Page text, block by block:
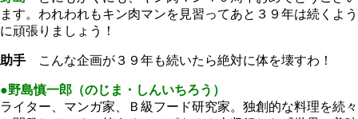
ます。われわれもキン肉マンを見習ってあと３９年は続くよう
に頑張りましょう！
助手 こんな企画が３９年も続いたら絶対に体を壊すわ！
●野島慎一郎（のじま・しんいちろう）
ライター、マンガ家、Ｂ級フード研究家。独創的な料理を続々